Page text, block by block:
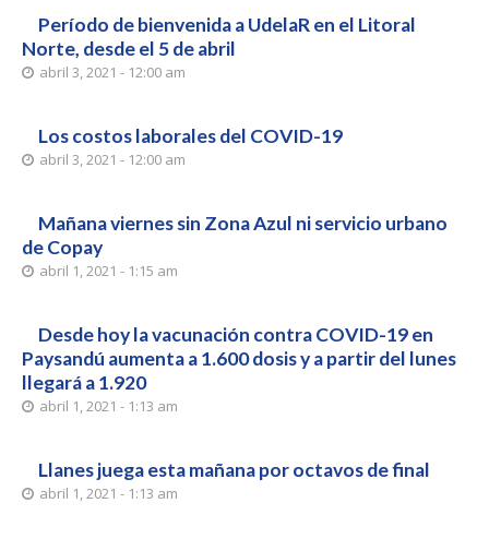
Período de bienvenida a UdelaR en el Litoral
Norte, desde el 5 de abril
abril 3, 2021 - 12:00 am
Los costos laborales del COVID-19
abril 3, 2021 - 12:00 am
Mañana viernes sin Zona Azul ni servicio urbano
de Copay
abril 1, 2021 - 1:15 am
Desde hoy la vacunación contra COVID-19 en
Paysandú aumenta a 1.600 dosis y a partir del lunes
llegará a 1.920
abril 1, 2021 - 1:13 am
Llanes juega esta mañana por octavos de final
abril 1, 2021 - 1:13 am